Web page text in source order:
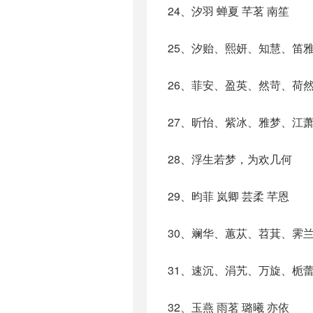
24、汐羽 蝉夏 芊茗 南笙
25、汐贻、熙妍、知慧、笛
26、菲安、盈英、然苛、荷然
27、昕怡、紫冰、雅梦、江
28、浮生若梦，为欢几何
29、昀菲 岚卿 芸柔 芊恩
30、斓华、蕙苁、苕萁、霁兰
31、速沉、涓艽、万旋、栀
32、玉燕 雨茗 璐曦 亦依